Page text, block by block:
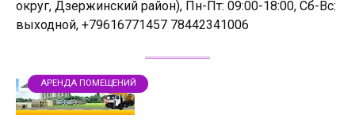
округ, Дзержинский район), Пн-Пт: 09:00-18:00, Сб-Вс:
выходной, +79616771457 78442341006
АРЕНДА ПОМЕЩЕНИЙ